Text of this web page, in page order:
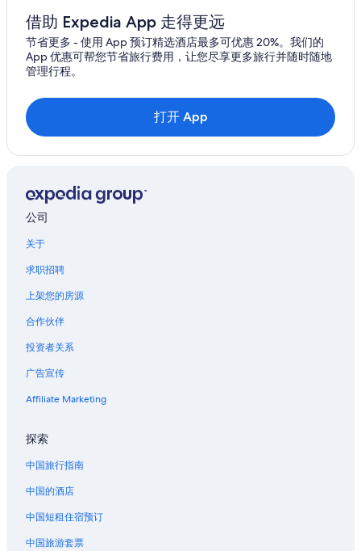
湖阿尔弗雷德的别墅
位于赛百灵的经济型酒店
位于巴托的沙滩酒店
位于东莫顿湖的历史风格酒店
位于本特利湖的精品酒店
位于河牧场的浪漫酒店
位于达文波特的豪华酒店
达文波特的酒店
借助 Expedia App 走得更远
节省更多 - 使用 App 预订精选酒店最多可优惠 20%。我们的
App 优惠可帮您节省旅行费用，让您尽享更多旅行并随时随地
管理行程。
打开 App
公司
关于
求职招聘
上架您的房源
合作伙伴
投资者关系
广告宣传
Affiliate Marketing
探索
中国旅行指南
中国的酒店
中国短租住宿预订
中国旅游套票